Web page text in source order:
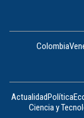
Colombia
ActualidadPolítica
Ciencia y